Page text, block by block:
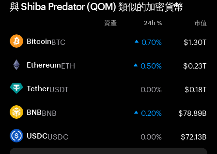
與 Shiba Predator (QOM) 類似的加密貨幣
資產 24h % 市值
BitcoinBTC 0.70% $1.30T
EthereumETH 0.50% $0.23T
TetherUSDT 0.00% $0.18T
BNBBNB 0.20% $78.89B
USDCUSDC 0.00% $72.13B